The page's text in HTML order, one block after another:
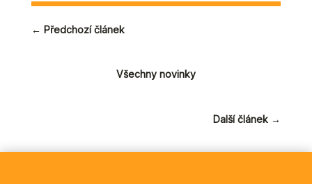
← Předchozí článek
Všechny novinky
Další článek →